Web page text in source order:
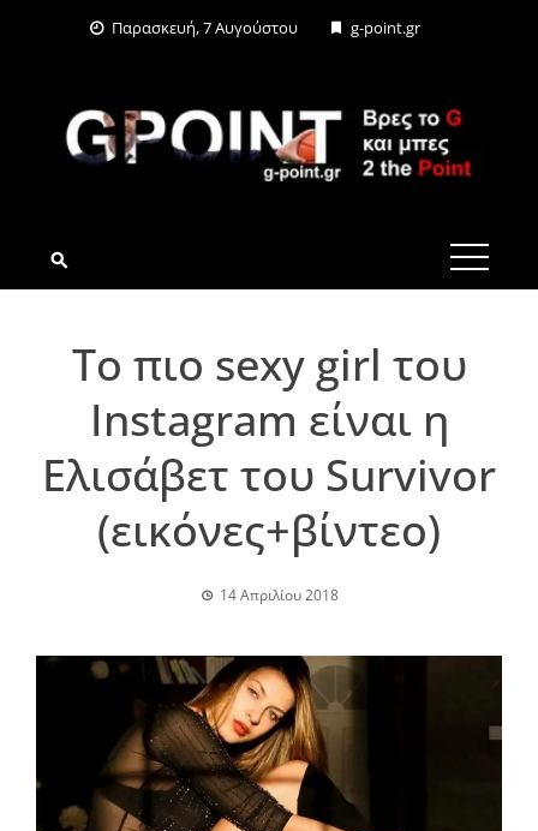
Παρασκευή, 7 Αυγούστου g-point.gr
G-POINT.GR
Το πιο sexy girl του
Instagram είναι η
Ελισάβετ του Survivor
(εικόνες+βίντεο)
14 Απριλίου 2018